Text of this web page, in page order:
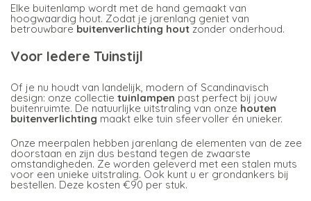
Elke buitenlamp wordt met de hand gemaakt van
hoogwaardig hout. Zodat je jarenlang geniet van
betrouwbarebuitenverlichting houtzonder onderhoud.
Voor Iedere Tuinstijl
Of je nu houdt van landelijk, modern of Scandinavisch
design: onze collectietuinlampen past perfect bij jouw
buitenruimte. De natuurlijke uitstraling van onze houten
buitenverlichting maakt elke tuin sfeervoller én unieker.
Onze meerpalen hebben jarenlang de elementen van de zee
doorstaan en zijn dus bestand tegen de zwaarste
omstandigheden. Ze worden geleverd met een stalen muts
voor een unieke uitstraling. Ook kunt u er grondankers bij
bestellen. Deze kosten €90 per stuk.